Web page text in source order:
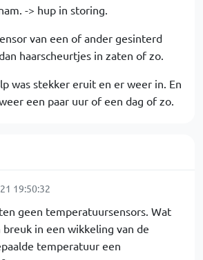
-> hup in storing.
van een of ander gesinterd
haarscheurtjes in zaten of zo.
was stekker eruit en er weer in. En
een paar uur of een dag of zo.
19:50:32
geen temperatuursensors. Wat
in een wikkeling van de
temperatuur een